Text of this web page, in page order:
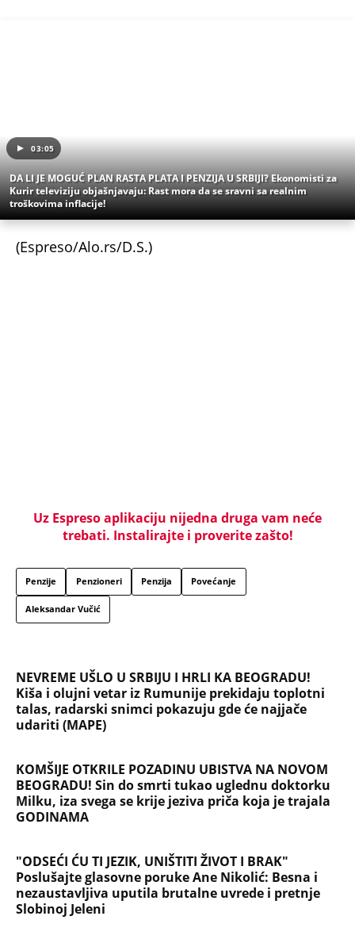
03:05
DA LI JE MOGUĆ PLAN RASTA PLATA I PENZIJA U SRBIJI? Ekonomisti za
Kurir televiziju objašnjavaju: Rast mora da se sravni sa realnim
troškovima inflacije!
(Espreso/Alo.rs/D.S.)
Uz Espreso aplikaciju nijedna druga vam neće
trebati. Instalirajte i proverite zašto!
Penzije Penzioneri Penzija Povećanje
Aleksandar Vučić
NEVREME UŠLO U SRBIJU I HRLI KA BEOGRADU!
Kiša i olujni vetar iz Rumunije prekidaju toplotni
talas, radarski snimci pokazuju gde će najjače
udariti (MAPE)
KOMŠIJE OTKRILE POZADINU UBISTVA NA NOVOM
BEOGRADU! Sin do smrti tukao uglednu doktorku
Milku, iza svega se krije jeziva priča koja je trajala
GODINAMA
"ODSEĆI ĆU TI JEZIK, UNIŠTITI ŽIVOT I BRAK"
Poslušajte glasovne poruke Ane Nikolić: Besna i
nezaustavljiva uputila brutalne uvrede i pretnje
Slobinoj Jeleni